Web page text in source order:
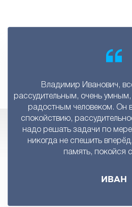
Владимир Иванович,
рассудительным, очень
радостным человеком. Он
спокойствию,
надо решать задачи по
никогда не спешить
память, покойся
ИВАН